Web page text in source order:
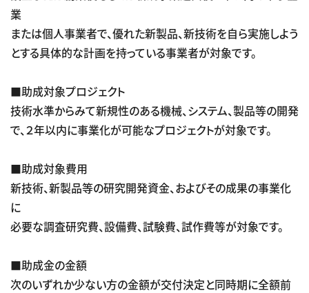
業
または個人事業者で、優れた新製品、新技術を自ら実施しよう
とする具体的な計画を持っている事業者が対象です。
■助成対象プロジェクト
技術水準からみて新規性のある機械、システム、製品等の開発
で、２年以内に事業化が可能なプロジェクトが対象です。
■助成対象費用
新技術、新製品等の研究開発資金、およびその成果の事業化
に
必要な調査研究費、設備費、試験費、試作費等が対象です。
■助成金の金額
次のいずれか少ない方の金額が交付決定と同時期に全額前